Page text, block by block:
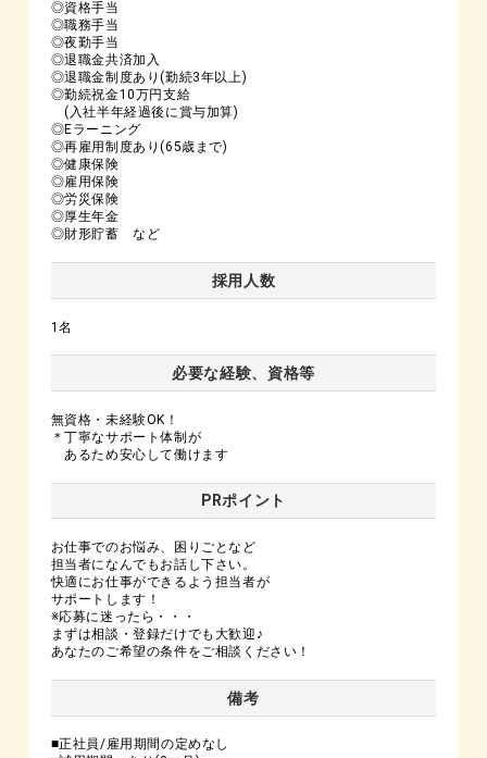
◎資格手当
◎職務手当
◎夜勤手当
◎退職金共済加入
◎退職金制度あり(勤続3年以上)
◎勤続祝金10万円支給
(入社半年経過後に賞与加算)
◎Eラーニング
◎再雇用制度あり(65歳まで)
◎健康保険
◎雇用保険
◎労災保険
◎厚生年金
◎財形貯蓄 など
採用人数
1名
必要な経験、資格等
無資格・未経験OK！
＊丁寧なサポート体制が
あるため安心して働けます​
PRポイント
お仕事でのお悩み、困りごとなど
担当者になんでもお話し下さい。
快適にお仕事ができるよう担当者が
サポートします！
※応募に迷ったら・・・
まずは相談・登録だけでも大歓迎♪
あなたのご希望の条件をご相談ください！
備考
■正社員/雇用期間の定めなし